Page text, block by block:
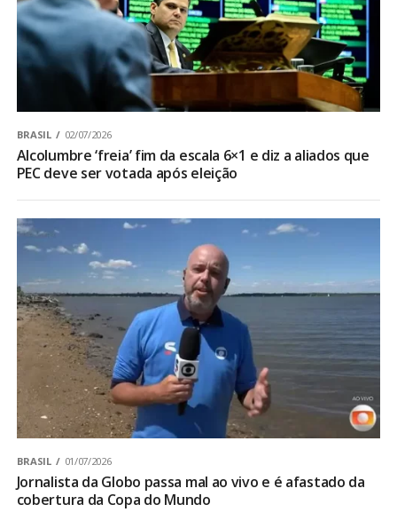
BRASIL 02/07/2026
Alcolumbre ‘freia’ fim da escala 6×1 e diz a aliados que
PEC deve ser votada após eleição
BRASIL 01/07/2026
Jornalista da Globo passa mal ao vivo e é afastado da
cobertura da Copa do Mundo